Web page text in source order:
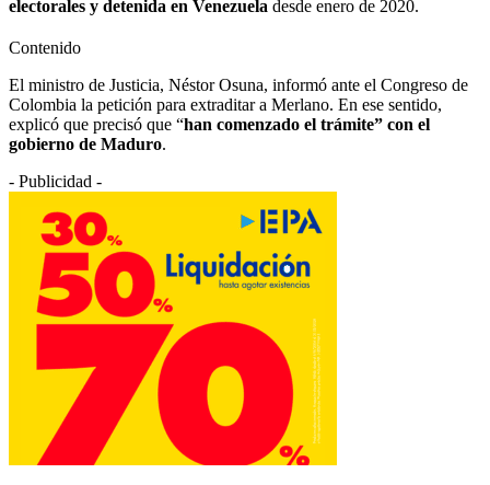
electorales y detenida en Venezuela desde enero de 2020.
Contenido
El ministro de Justicia, Néstor Osuna, informó ante el Congreso de
Colombia la petición para extraditar a Merlano. En ese sentido,
explicó que precisó que “han comenzado el trámite” con el
gobierno de Maduro.
- Publicidad -